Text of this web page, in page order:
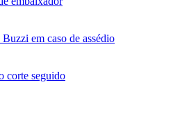
em caso de assédio
corte seguido